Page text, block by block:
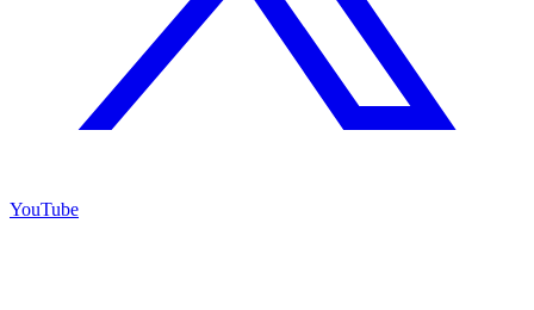
YouTube